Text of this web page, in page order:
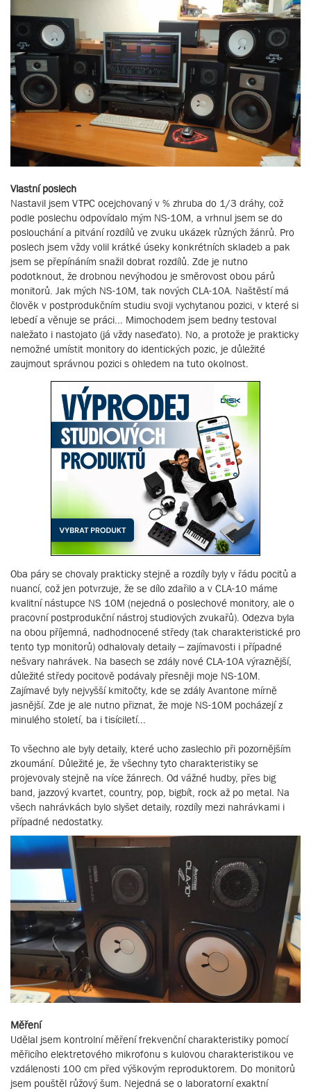
Vlastní poslech
Nastavil jsem VTPC ocejchovaný v % zhruba do 1/3 dráhy, což
podle poslechu odpovídalo mým NS-10M, a vrhnul jsem se do
poslouchání a pitvání rozdílů ve zvuku ukázek různých žánrů. Pro
poslech jsem vždy volil krátké úseky konkrétních skladeb a pak
jsem se přepínáním snažil dobrat rozdílů. Zde je nutno
podotknout, že drobnou nevýhodou je směrovost obou párů
monitorů. Jak mých NS-10M, tak nových CLA-10A. Naštěstí má
člověk v postprodukčním studiu svoji vychytanou pozici, v které si
lebedí a věnuje se práci... Mimochodem jsem bedny testoval
naležato i nastojato (já vždy naseďato). No, a protože je prakticky
nemožné umístit monitory do identických pozic, je důležité
zaujmout správnou pozici s ohledem na tuto okolnost.
Oba páry se chovaly prakticky stejně a rozdíly byly v řádu pocitů a
nuancí, což jen potvrzuje, že se dílo zdařilo a v CLA-10 máme
kvalitní nástupce NS 10M (nejedná o poslechové monitory, ale o
pracovní postprodukční nástroj studiových zvukařů). Odezva byla
na obou příjemná, nadhodnocené středy (tak charakteristické pro
tento typ monitorů) odhalovaly detaily – zajímavosti i případné
nešvary nahrávek. Na basech se zdály nové CLA-10A výraznější,
důležité středy pocitově podávaly přesněji moje NS-10M.
Zajímavé byly nejvyšší kmitočty, kde se zdály Avantone mírně
jasnější. Zde je ale nutno přiznat, že moje NS-10M pocházejí z
minulého století, ba i tisíciletí...
To všechno ale byly detaily, které ucho zaslechlo při pozornějším
zkoumání. Důležité je, že všechny tyto charakteristiky se
projevovaly stejně na více žánrech. Od vážné hudby, přes big
band, jazzový kvartet, country, pop, bigbít, rock až po metal. Na
všech nahrávkách bylo slyšet detaily, rozdíly mezi nahrávkami i
případné nedostatky.
Měření
Udělal jsem kontrolní měření frekvenční charakteristiky pomocí
měřicího elektretového mikrofonu s kulovou charakteristikou ve
vzdálenosti 100 cm před výškovým reproduktorem. Do monitorů
jsem pouštěl růžový šum. Nejedná se o laboratorní exaktní